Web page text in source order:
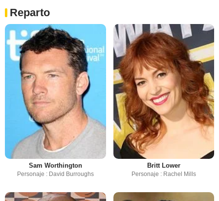
Reparto
Sam Worthington
Personaje : David Burroughs
Britt Lower
Personaje : Rachel Mills